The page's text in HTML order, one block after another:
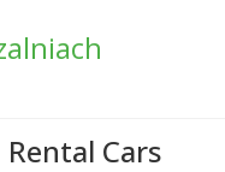
Rental Cars